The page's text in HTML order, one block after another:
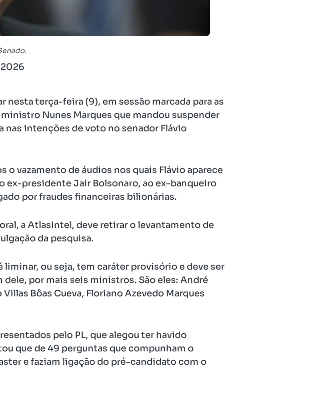
nesta terça-feira (9), em sessão marcada para as
Nunes Marques que mandou suspender
nas intenções de voto no senador Flávio
o vazamento de áudios nos quais Flávio aparece
ex-presidente Jair Bolsonaro, ao ex-banqueiro
por fraudes financeiras bilionárias.
a AtlasIntel, deve retirar o levantamento de
da pesquisa.
liminar, ou seja, tem caráter provisório e deve ser
por mais seis ministros. São eles: André
Bôas Cueva, Floriano Azevedo Marques
pelo PL, que alegou ter havido
que de 49 perguntas que compunham o
e faziam ligação do pré-candidato com o